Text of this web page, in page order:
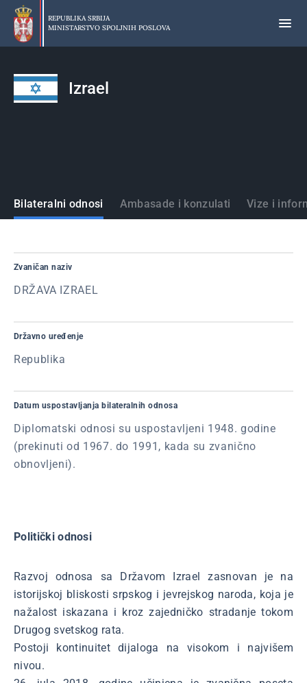
Preskoči
glavni
deo
REPUBLIKA SRBIJA
MINISTARSTVO SPOLJNIH POSLOVA
Izrael
Države
Bilateralni odnosi Ambasade i konzulati Vize i
Zvaničan naziv
DRŽAVA IZRAEL
Državno uređenje
Republika
Datum uspostavljanja bilateralnih odnosa
Diplomatski odnosi su uspostavljeni 1948. godine
(prekinuti od 1967. do 1991, kada su zvanično
obnovljeni).
Politički odnosi
Razvoj odnosa sa Državom Izrael zasnovan je na
istorijskoj bliskosti srpskog i jevrejskog naroda, koja je
nažalost iskazana i kroz zajedničko stradanje tokom
Drugog svetskog rata.
Postoji kontinuitet dijaloga na visokom i najvišem
nivou.